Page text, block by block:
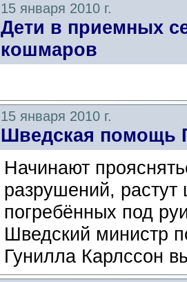
15 января 2010 г.
Дети в приемных
кошмаров
15 января 2010 г.
Шведская помощь
Начинают
разрушений,
погребённых под
Шведский министр
Гунилла Карлссон